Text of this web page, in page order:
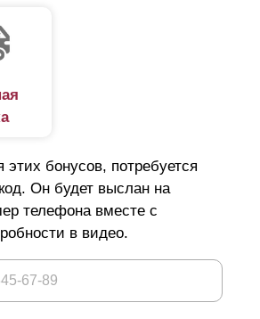
бонусов, потребуется
Он будет выслан на
телефона вместе с
в видео.